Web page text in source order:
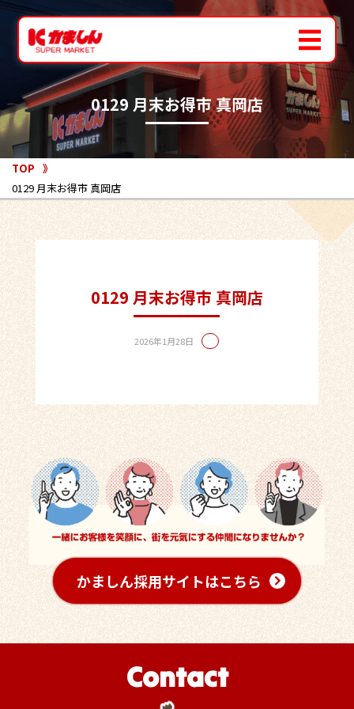
0129 月末お得市 真岡店
TOP
0129 月末お得市 真岡店
0129 月末お得市 真岡店
2026年1月28日
かましん採用サイトはこちら
Contact